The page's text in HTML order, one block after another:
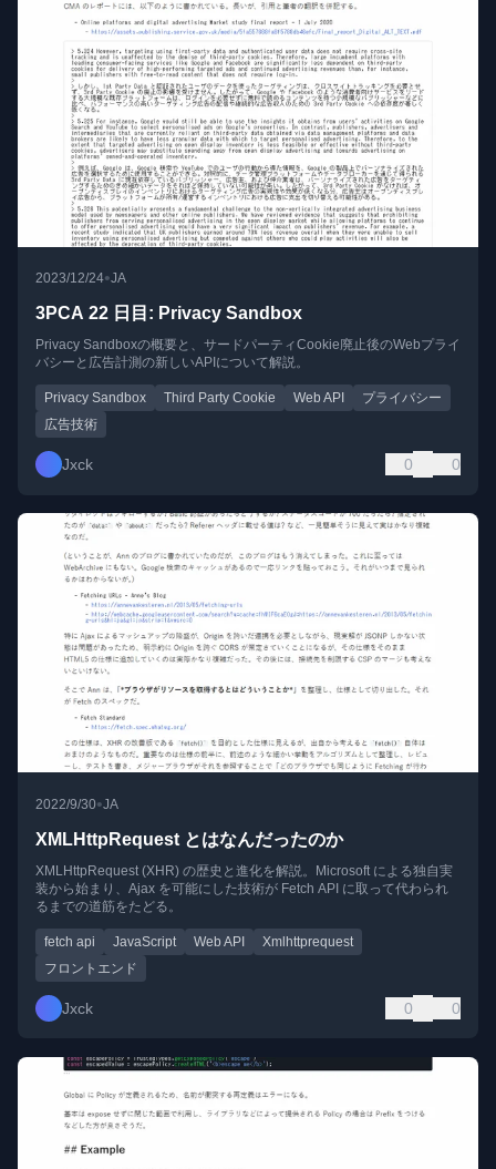
2023/12/24•JA
3PCA 22 日目: Privacy Sandbox
Privacy Sandboxの概要と、サードパーティCookie廃止後のWebプライ
バシーと広告計測の新しいAPIについて解説。
Privacy Sandbox Third Party Cookie Web API
プライバシー
広告技術
Jxck 0 0
2022/9/30•JA
XMLHttpRequest とはなんだったのか
XMLHttpRequest (XHR) の歴史と進化を解説。Microsoft による独自実
装から始まり、Ajax を可能にした技術が Fetch API に取って代わられ
るまでの道筋をたどる。
fetch api JavaScript Web API
Xmlhttprequest
フロントエンド
Jxck 0 0